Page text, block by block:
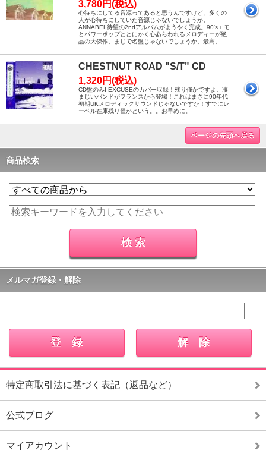
3,780円(税込)
心待ちにしてる音源ってあると思うんですけど、多くの
人が心待ちにしていた音源じゃないでしょうか。
ANNABEL待望の2ndアルバムがようやく完成。90'sエモ
とパワーポップととにかく心あらわれるメロディーが絶
品の大傑作。まじで名盤じゃないでしょうか。最高。
CHESTNUT ROAD "S/T" CD
1,320円(税込)
CD盤のみI EXCUSEのカバー収録！残り僅かですよ。凄
まじいバンドがフランスから登場！これはまさに90年代
初期UKメロディックサウンドじゃないですか！すでにレ
ーベル在庫残り僅かという。。お早めに。
ページの先頭へ戻る
商品検索
メルマガ登録・解除
特定商取引法に基づく表記（返品など）
公式ブログ
マイアカウント